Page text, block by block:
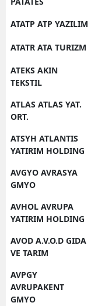
ATATP ATP YAZILIM
ATATR ATA TURIZM
ATEKS AKIN
TEKSTIL
ATLAS ATLAS YAT.
ORT.
ATSYH ATLANTIS
YATIRIM HOLDING
AVGYO AVRASYA
GMYO
AVHOL AVRUPA
YATIRIM HOLDING
AVOD A.V.O.D GIDA
VE TARIM
AVPGY
AVRUPAKENT
GMYO